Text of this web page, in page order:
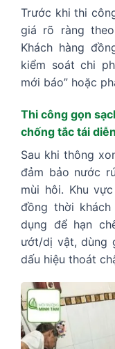
Trước khi thi
giá rõ ràng
Khách hàng
kiểm soát chi
mới báo” hoặc
Thi công gọn
chống tắc tái diễn
Sau khi thông
đảm bảo nước
mùi hôi. Khu
đồng thời
dụng để hạn
ướt/dị vật, dùng
dấu hiệu thoát